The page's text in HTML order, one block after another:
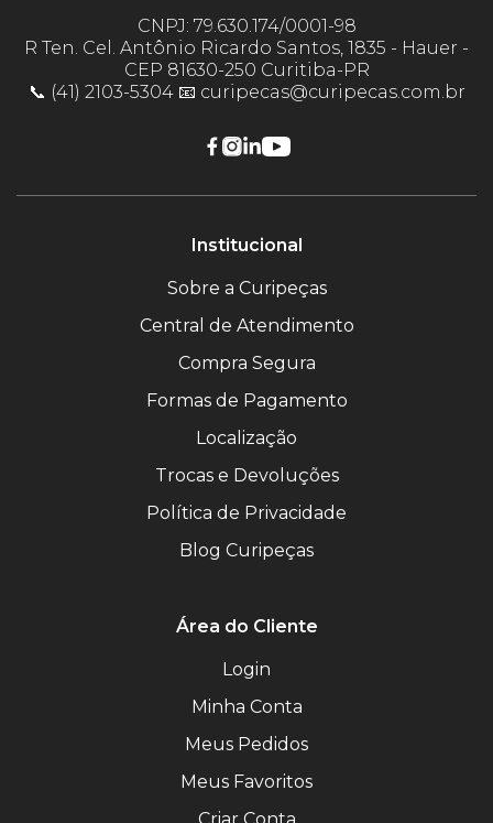
CNPJ: 79.630.174/0001-98
R Ten. Cel. Antônio Ricardo Santos, 1835 - Hauer -
CEP 81630-250 Curitiba-PR
📞 (41) 2103-5304 📧 curipecas@curipecas.com.br
Institucional
Sobre a Curipeças
Central de Atendimento
Compra Segura
Formas de Pagamento
Localização
Trocas e Devoluções
Política de Privacidade
Blog Curipeças
Área do Cliente
Login
Minha Conta
Meus Pedidos
Meus Favoritos